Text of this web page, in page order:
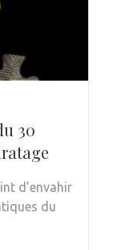
30
d’envahir
du